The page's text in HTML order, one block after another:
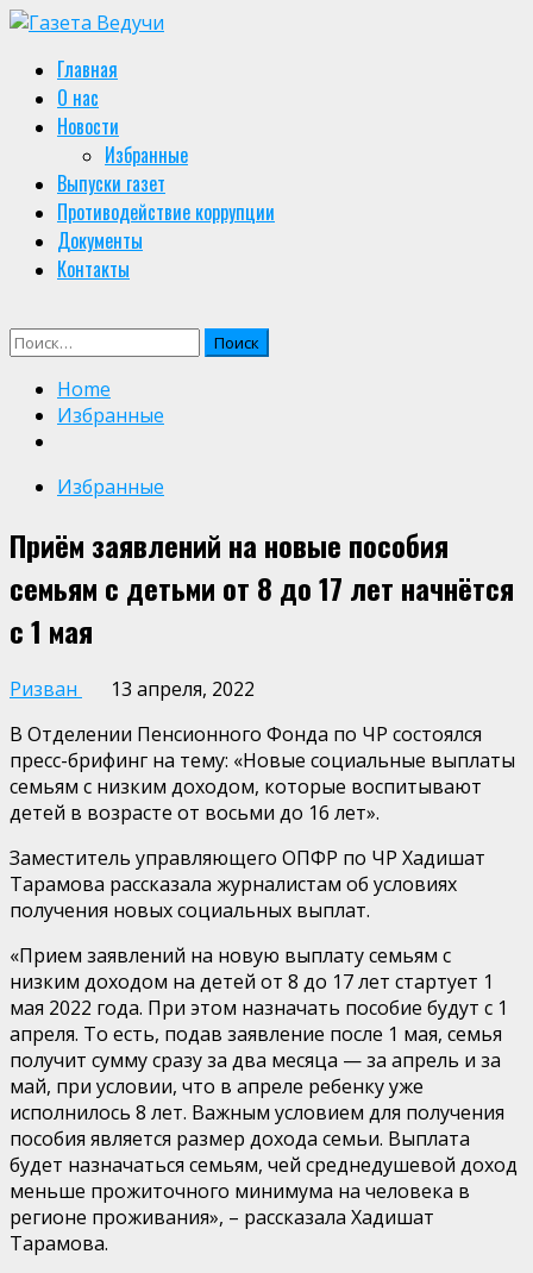
Skip
content
Primary
Menu
Главная
О нас
Новости
Избранные
Выпуски газет
Противодействие коррупции
Документы
Контакты
Найти:
Home
Избранные
Избранные
Приём заявлений на новые пособия
семьям с детьми от 8 до 17 лет начнётся
с 1 мая
Ризван
13 апреля, 2022
В Отделении Пенсионного Фонда по ЧР состоялся
пресс-брифинг на тему: «Новые социальные выплаты
семьям с низким доходом, которые воспитывают
детей в возрасте от восьми до 16 лет».
Заместитель управляющего ОПФР по ЧР Хадишат
Тарамова рассказала журналистам об условиях
получения новых социальных выплат.
«Прием заявлений на новую выплату семьям с
низким доходом на детей от 8 до 17 лет стартует 1
мая 2022 года. При этом назначать пособие будут с 1
апреля. То есть, подав заявление после 1 мая, семья
получит сумму сразу за два месяца — за апрель и за
май, при условии, что в апреле ребенку уже
исполнилось 8 лет. Важным условием для получения
пособия является размер дохода семьи. Выплата
будет назначаться семьям, чей среднедушевой доход
меньше прожиточного минимума на человека в
регионе проживания», – рассказала Хадишат
Тарамова.